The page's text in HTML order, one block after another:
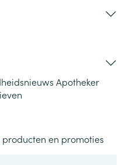
Apotheker
en promoties